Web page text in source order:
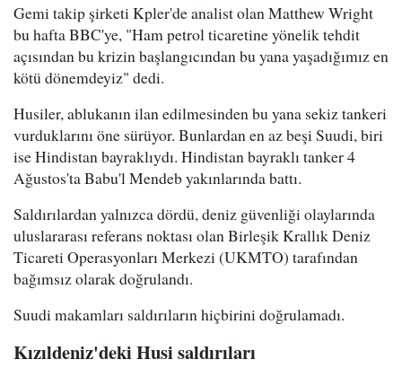
Gemi takip şirketi Kpler'de analist olan Matthew Wright
bu hafta BBC'ye, "Ham petrol ticaretine yönelik tehdit
açısından bu krizin başlangıcından bu yana yaşadığımız en
kötü dönemdeyiz" dedi.
Husiler, ablukanın ilan edilmesinden bu yana sekiz tankeri
vurduklarını öne sürüyor. Bunlardan en az beşi Suudi, biri
ise Hindistan bayraklıydı. Hindistan bayraklı tanker 4
Ağustos'ta Babu'l Mendeb yakınlarında battı.
Saldırılardan yalnızca dördü, deniz güvenliği olaylarında
uluslararası referans noktası olan Birleşik Krallık Deniz
Ticareti Operasyonları Merkezi (UKMTO) tarafından
bağımsız olarak doğrulandı.
Suudi makamları saldırıların hiçbirini doğrulamadı.
Kızıldeniz'deki Husi saldırıları